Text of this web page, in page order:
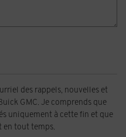
des rappels, nouvelles et
GMC. Je comprends que
uniquement à cette fin et que
en tout temps.